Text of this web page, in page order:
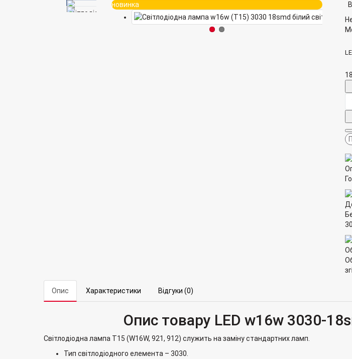
новинка
Опис Характеристики Відгуки (0)
Опис товару LED w16w 3030-
Світлодіодна лампа T15 (W16W, 921, 912) служить на заміну стандартних ламп.
Тип світлодіодного елемента – 3030.